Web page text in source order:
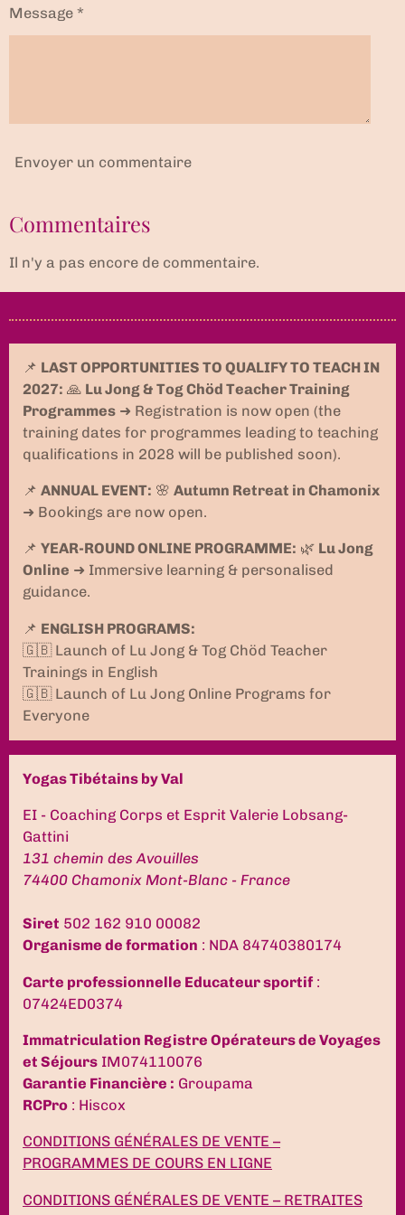
Message *
Envoyer un commentaire
Commentaires
Il n'y a pas encore de commentaire.
📌 LAST OPPORTUNITIES TO QUALIFY TO TEACH IN
2027: 🙏 Lu Jong & Tog Chöd Teacher Training
Programmes ➜ Registration is now open (the
training dates for programmes leading to teaching
qualifications in 2028 will be published soon).
📌 ANNUAL EVENT: 🌸 Autumn Retreat in Chamonix
➜ Bookings are now open.
📌 YEAR-ROUND ONLINE PROGRAMME: 🌿 Lu Jong
Online ➜ Immersive learning & personalised
guidance.
📌 ENGLISH PROGRAMS:
🇬🇧 Launch of Lu Jong & Tog Chöd Teacher
Trainings in English
🇬🇧 Launch of Lu Jong Online Programs for
Everyone
Yogas Tibétains by Val
EI - Coaching Corps et Esprit Valerie Lobsang-
Gattini
131 chemin des Avouilles
74400 Chamonix Mont-Blanc - France
Siret 502 162 910 00082
Organisme de formation : NDA 84740380174
Carte professionnelle Educateur sportif :
07424ED0374
Immatriculation Registre Opérateurs de Voyages
et Séjours IM074110076
Garantie Financière : Groupama
RCPro : Hiscox
CONDITIONS GÉNÉRALES DE VENTE –
PROGRAMMES DE COURS EN LIGNE
CONDITIONS GÉNÉRALES DE VENTE – RETRAITES